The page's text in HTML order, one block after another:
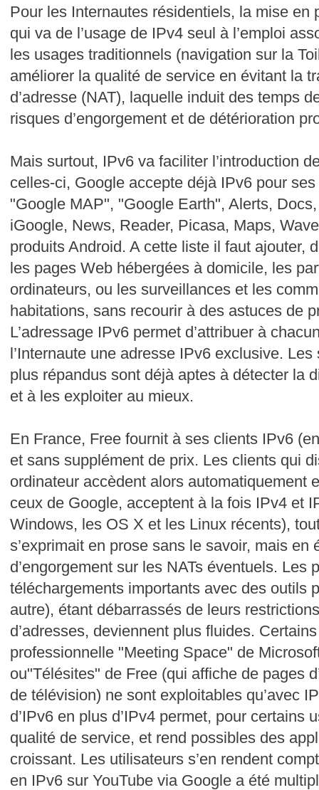
Pour les Internautes résidentiels, la mise en
qui va de l’usage de IPv4 seul à l’emploi
les usages traditionnels (navigation sur la
améliorer la qualité de service en évitant la
d’adresse (NAT), laquelle induit des temps
risques d’engorgement et de détérioration
Mais surtout, IPv6 va faciliter l’introduction
celles-ci, Google accepte déjà IPv6 pour
"Google MAP", "Google Earth", Alerts,
iGoogle, News, Reader, Picasa, Maps,
produits Android. A cette liste il faut ajouter,
les pages Web hébergées à domicile, les
ordinateurs, ou les surveillances et les
habitations, sans recourir à des astuces de
L’adressage IPv6 permet d’attribuer à
l’Internaute une adresse IPv6 exclusive.
plus répandus sont déjà aptes à détecter la
et à les exploiter au mieux.
En France, Free fournit à ses clients IPv6
et sans supplément de prix. Les clients qui
ordinateur accèdent alors automatiquement
ceux de Google, acceptent à la fois IPv4 et
Windows, les OS X et les Linux récents),
s’exprimait en prose sans le savoir, mais en
d’engorgement sur les NATs éventuels. Les
téléchargements importants avec des outils
autre), étant débarrassés de leurs
d’adresses, deviennent plus fluides.
professionnelle "Meeting Space" de
ou"Télésites" de Free (qui affiche de pages
de télévision) ne sont exploitables qu’avec
d’IPv6 en plus d’IPv4 permet, pour certains
qualité de service, et rend possibles des
croissant. Les utilisateurs s’en rendent
en IPv6 sur YouTube via Google a été